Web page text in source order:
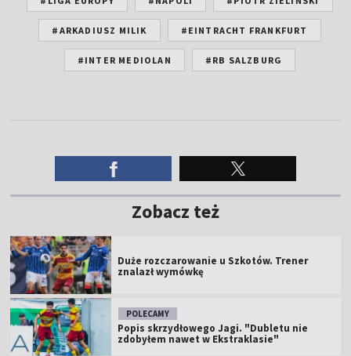
#ARKADIUSZ MILIK #EINTRACHT FRANKFURT
#INTER MEDIOLAN #RB SALZBURG
Zobacz też
Duże rozczarowanie u Szkotów. Trener
znalazł wymówkę
POLECAMY
Popis skrzydłowego Jagi. "Dubletu nie
zdobyłem nawet w Ekstraklasie"